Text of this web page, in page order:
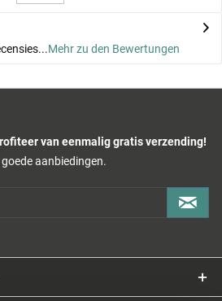
TX)
DC
W
× 60 mm
Mehr zu den Bewertungen
van eenmalig gratis verzending!
aanbiedingen.